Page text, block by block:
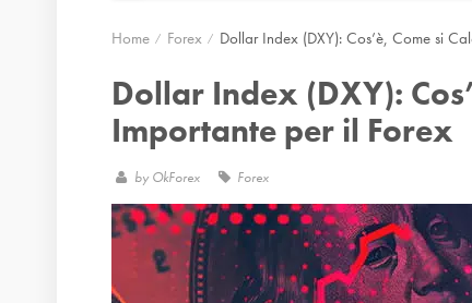
Home Forex Dollar Index (DXY): Cos’è, Come si
Dollar Index (DXY):
Importante per il Forex
by OkForex Forex